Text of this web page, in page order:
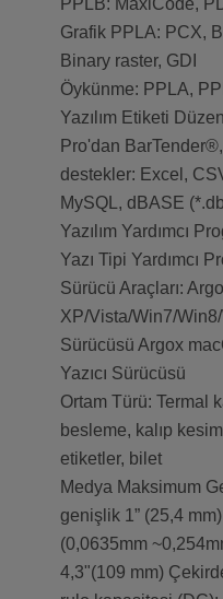
PPLB: MaxiCode,
Grafik PPLA: PCX,
Binary raster, GDI
Öykünme: PPLA,
Yazılım Etiketi
Pro'dan BarTender®,
destekler: Excel,
MySQL, dBASE
Yazılım Yardımcı
Yazı Tipi Yardımcı
Sürücü Araçları:
XP/Vista/Win7/Win8/
Sürücüsü Argox
Yazıcı Sürücüsü
Ortam Türü: Termal
besleme, kalıp
etiketler, bilet
Medya Maksimum
genişlik 1” (25,4 mm)
(0,0635mm
4,3"(109 mm)